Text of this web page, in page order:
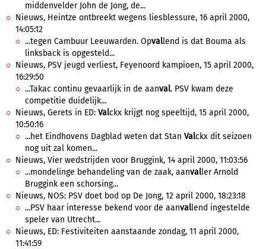
middenvelder John de Jong, de...
Nieuws, Heintze ontbreekt wegens liesblessure, 16 april 2000,
14:05:12
...tegen Cambuur Leeuwarden. Opvallend is dat Bouma als
linksback is opgesteld...
Nieuws, PSV jeugd verliest, Feyenoord kampioen, 15 april 2000,
16:29:50
...Takac continu gevaarlijk in de aanval. PSV kwam deze
competitie duidelijk...
Nieuws, Gerets in ED: Valckx krijgt nog speeltijd, 15 april 2000,
10:50:16
...het Eindhovens Dagblad weten dat Stan Valckx dit seizoen
nog uit zal komen...
Nieuws, Vier wedstrijden voor Bruggink, 14 april 2000, 11:03:56
...mondelinge behandeling van de zaak, aanvaller Arnold
Bruggink een schorsing...
Nieuws, NOS: PSV doet bod op De Jong, 12 april 2000, 18:23:18
...PSV haar interesse bekend voor de aanvallend ingestelde
speler van Utrecht...
Nieuws, ED: Festiviteiten aanstaande zondag, 11 april 2000,
11:41:59